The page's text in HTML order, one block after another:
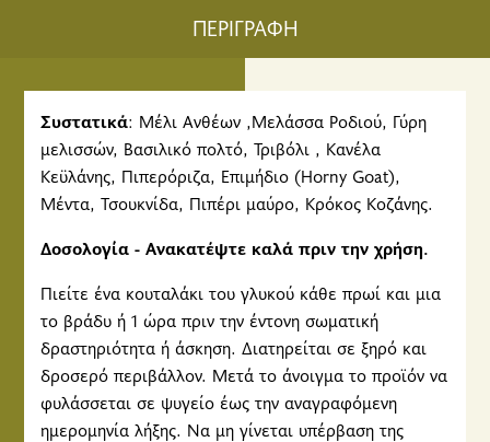
ΠΕΡΙΓΡΑΦΗ
Συστατικά: Μέλι Ανθέων ,Μελάσσα Ροδιού, Γύρη
μελισσών, Βασιλικό πολτό, Τριβόλι , Κανέλα
Κεϋλάνης, Πιπερόριζα, Επιμήδιο (Horny Goat),
Μέντα, Τσουκνίδα, Πιπέρι μαύρο, Κρόκος Κοζάνης.
Δοσολογία - Ανακατέψτε καλά πριν την χρήση.
Πιείτε ένα κουταλάκι του γλυκού κάθε πρωί και μια
το βράδυ ή 1 ώρα πριν την έντονη σωματική
δραστηριότητα ή άσκηση. Διατηρείται σε ξηρό και
δροσερό περιβάλλον. Μετά το άνοιγμα το προϊόν να
φυλάσσεται σε ψυγείο έως την αναγραφόμενη
ημερομηνία λήξης. Να μη γίνεται υπέρβαση της